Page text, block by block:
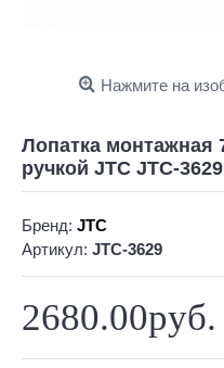
Нажмите на
Лопатка монтажная
ручкой JTC JTC-3629
Бренд: JTC
Артикул: JTC-3629
2680.00руб.